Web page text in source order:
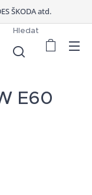
ŠKODA atd.
Hledat
E60